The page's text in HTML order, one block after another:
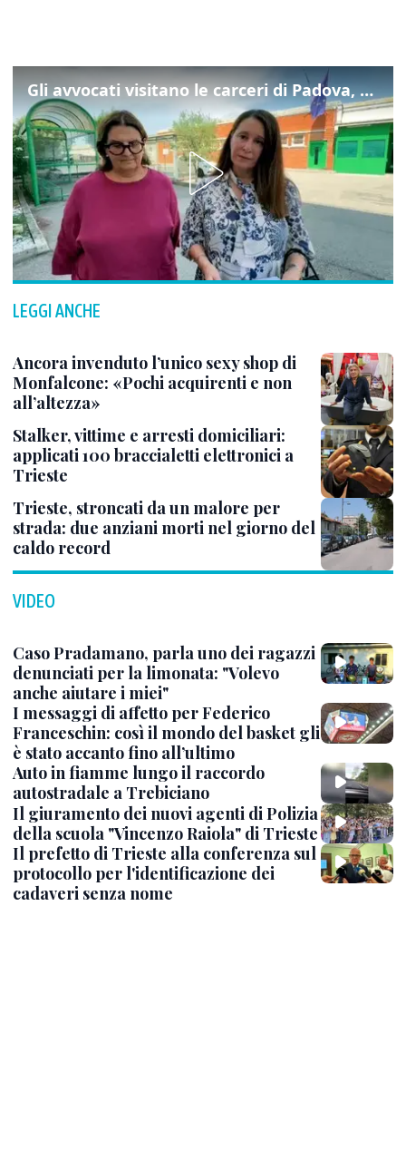
Gli avvocati visitano le carceri di Padova, ecco cosa hanno trovato
LEGGI ANCHE
Ancora invenduto l’unico sexy shop di
Monfalcone: «Pochi acquirenti e non
all’altezza»
Stalker, vittime e arresti domiciliari:
applicati 100 braccialetti elettronici a
Trieste
Trieste, stroncati da un malore per
strada: due anziani morti nel giorno del
caldo record
VIDEO
Caso Pradamano, parla uno dei ragazzi
denunciati per la limonata: "Volevo
anche aiutare i miei"
I messaggi di affetto per Federico
Franceschin: così il mondo del basket gli
è stato accanto fino all’ultimo
Auto in fiamme lungo il raccordo
autostradale a Trebiciano
Il giuramento dei nuovi agenti di Polizia
della scuola "Vincenzo Raiola" di Trieste
Il prefetto di Trieste alla conferenza sul
protocollo per l'identificazione dei
cadaveri senza nome